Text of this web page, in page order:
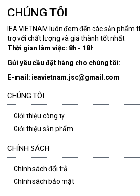
CHÚNG TÔI
IEA VIETNAM luôn đem đến các sản phẩm
trợ với chất lượng và giá thành tốt nhất.
Thời gian làm việc: 8h - 18h
Gửi yêu cầu đặt hàng cho chúng tôi:
E-mail: ieavietnam.jsc@gmail.com
CHÚNG TÔI
Giới thiệu công ty
Giới thiệu sản phẩm
CHÍNH SÁCH
Chính sách đổi trả
Chính sách bảo mật